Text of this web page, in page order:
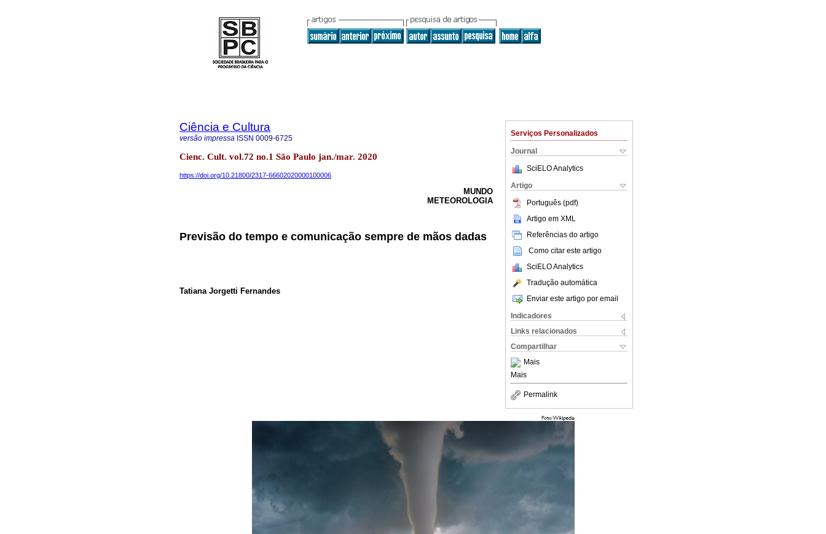
Serviços Personalizados
Journal
SciELO Analytics
Artigo
Português (pdf)
Artigo em XML
Referências do artigo
Como citar este artigo
SciELO Analytics
Tradução automática
Enviar este artigo por email
Indicadores
Links relacionados
Compartilhar
Mais
Mais
Permalink
Ciência e Cultura
versão impressa ISSN 0009-6725
Cienc. Cult. vol.72 no.1 São Paulo jan./mar. 2020
https://doi.org/10.21800/2317-66602020000100006
MUNDO
METEOROLOGIA
Previsão do tempo e comunicação sempre de mãos dadas
Tatiana Jorgetti Fernandes